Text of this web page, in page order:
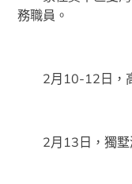
務職員。
2月10-12日，
2月13日，獨墅